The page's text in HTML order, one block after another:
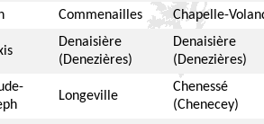
Commenailles Chapelle-
Denaisière
(Denezières)
Denaisière
(Denezières)
Longeville
Chenessé
(Chenecey)